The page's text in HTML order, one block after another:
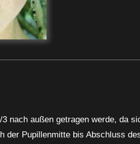
nach außen getragen werde, da
der Pupillenmitte bis Abschluss